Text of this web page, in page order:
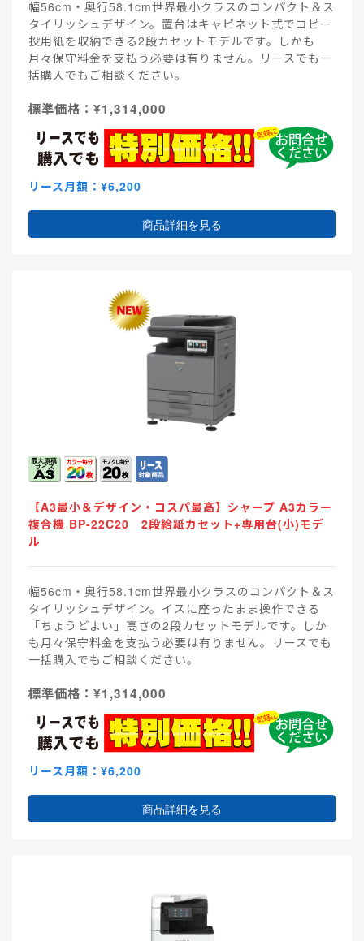
幅56cm・奥行58.1cm世界最小クラスのコンパクト＆ス
タイリッシュデザイン。置台はキャビネット式でコピー
投用紙を収納できる2段カセットモデルです。しかも
月々保守料金を支払う必要は有りません。リースでも一
括購入でもご相談ください。
標準価格：¥1,314,000
リース月額：¥6,200
商品詳細を見る
【A3最小＆デザイン・コスパ最高】シャープ A3カラー
複合機 BP-22C20 2段給紙カセット+専用台(小)モデ
ル
幅56cm・奥行58.1cm世界最小クラスのコンパクト＆ス
タイリッシュデザイン。イスに座ったまま操作できる
「ちょうどよい」高さの2段カセットモデルです。しか
も月々保守料金を支払う必要は有りません。リースでも
一括購入でもご相談ください。
標準価格：¥1,314,000
リース月額：¥6,200
商品詳細を見る